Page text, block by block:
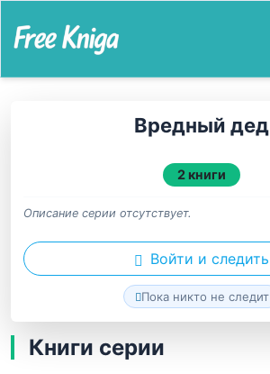
Вредный дед
2 книги
Описание серии отсутствует.
Войти и следить
Пока никто не следит
Книги серии